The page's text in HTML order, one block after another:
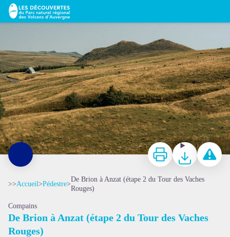
De Brion à Anzat (étape 2 du Tour des Vaches Rouges)
ImprimerTéléchargerSignaler
>>Accueil>Pédestre>
De Brion à Anzat (étape 2 du Tour des Vaches
Rouges)
Compains
De Brion à Anzat (étape 2 du Tour des Vaches
Rouges)